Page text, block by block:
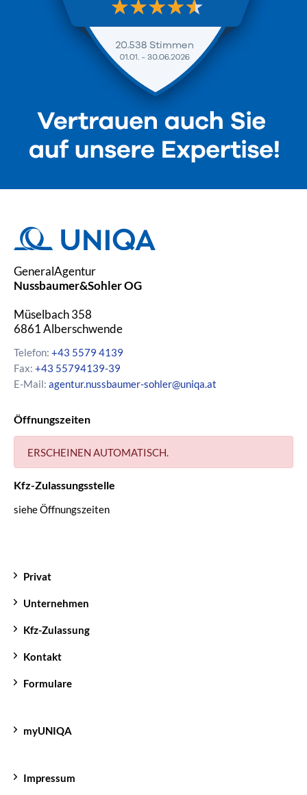
GeneralAgentur
Nussbaumer&Sohler OG
Müselbach 358
6861Alberschwende
Telefon: +43 5579 4139
Fax: +43 55794139-39
E-Mail: agentur.nussbaumer-sohler@uniqa.at
Öffnungszeiten
ERSCHEINEN AUTOMATISCH.
Kfz-Zulassungsstelle
siehe Öffnungszeiten
Privat
Unternehmen
Kfz-Zulassung
Kontakt
Formulare
myUNIQA
Impressum